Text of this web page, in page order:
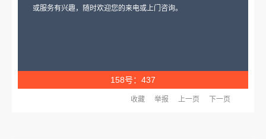
或服务有兴趣，随时欢迎您的来电或上门咨询。
158号：437
收藏 举报 上一页 下一页